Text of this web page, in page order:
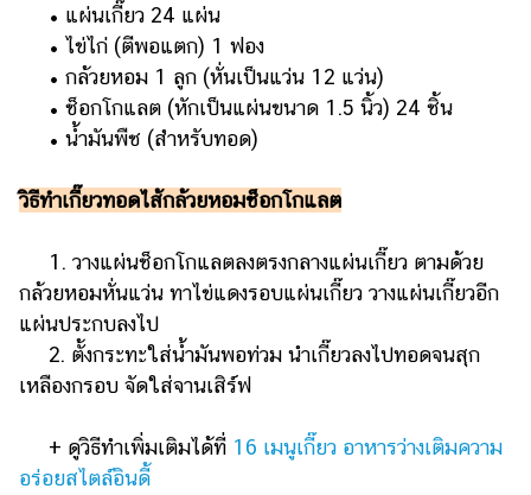
• แผ่นเกี๊ยว 24 แผ่น
• ไข่ไก่ (ตีพอแตก) 1 ฟอง
• กล้วยหอม 1 ลูก (หั่นเป็นแว่น 12 แว่น)
• ช็อกโกแลต (หักเป็นแผ่นขนาด 1.5 นิ้ว) 24 ชิ้น
• น้ำมันพืช (สำหรับทอด)
วิธีทำเกี๊ยวทอดไส้กล้วยหอมช็อกโกแลต
1. วางแผ่นช็อกโกแลตลงตรงกลางแผ่นเกี๊ยว ตามด้วย
กล้วยหอมหั่นแว่น ทาไข่แดงรอบแผ่นเกี๊ยว วางแผ่นเกี๊ยวอีก
แผ่นประกบลงไป
2. ตั้งกระทะใส่น้ำมันพอท่วม นำเกี๊ยวลงไปทอดจนสุก
เหลืองกรอบ จัดใส่จานเสิร์ฟ
+ ดูวิธีทำเพิ่มเติมได้ที่ 16 เมนูเกี๊ยว อาหารว่างเติมความ
อร่อยสไตล์อินดี้